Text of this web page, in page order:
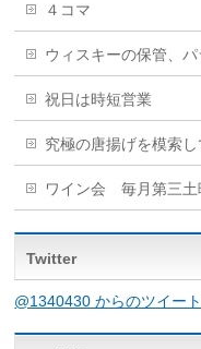
４コマ
ウィスキーの保管、
祝日は時短営業
究極の唐揚げを模索し
ワイン会 毎月第三土
Twitter
@1340430 からのツイート